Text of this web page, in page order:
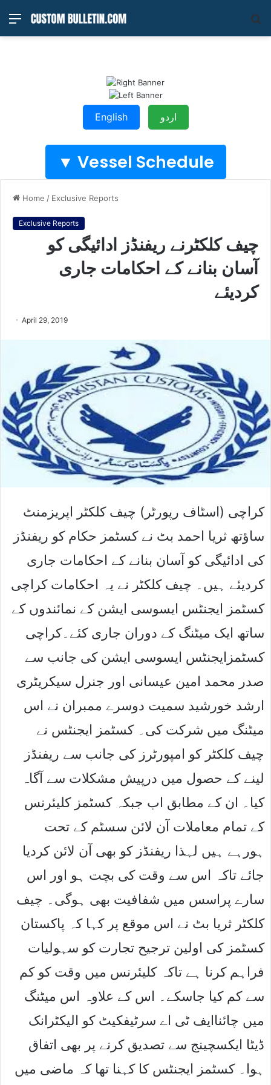
Menu
English اردو
Vessel Schedule ▼
Home / Exclusive Reports
Exclusive Reports
چیف کلکٹرنے ریفنڈز ادائیگی کو
آسان بنانے کے احکامات جاری
کردیئے
April 29, 2019
کراچی (اسٹاف رپورٹر) چیف کلکٹر اپریزمنٹ
ساﺅتھ ثریا احمد بٹ نے کسٹمز حکام کو ریفنڈز
کی ادائیگی کو آسان بنانے کے احکامات جاری
کردیئے ہیں۔ چیف کلکٹر نے یہ احکامات کراچی
کسٹمز ایجنٹس ایسوسی ایشن کے نمائندوں کے
ساتھ ایک میٹنگ کے دوران جاری کئے۔کراچی
کسٹمزایجنٹس ایسوسی ایشن کی جانب سے
صدر محمد امین عیسانی اور جنرل سیکریٹری
ارشد خورشید سمیت دوسرے ممبران نے اس
میٹنگ میں شرکت کی۔ کسٹمز ایجنٹس نے
چیف کلکٹر کو امپورٹرز کی جانب سے ریفنڈز
لینے کے حصول میں درپیش مشکلات سے آگاہ
کیا۔ ان کے مطابق اب جبکہ کسٹمز کلیئرنس
کے تمام معاملات آن لائن سسٹم کے تحت
ہورہے ہیں لہذا ریفنڈز کو بھی آن لائن کردیا
جائے تاکہ اس سے وقت کی بچت ہو اور اس
سارے پراسس میں شفافیت بھی ہوگی۔ چیف
کلکٹر ثریا بٹ نے اس موقع پر کہا کہ پاکستان
کسٹمز کی اولین ترجیح تجارت کو سہولیات
فراہم کرنا ہے تاکہ کلیئرنس میں وقت کو کم
سے کم کیا جاسکے۔ اس کے علاوہ اس میٹنگ
میں چائناایف ٹی اے سرٹیفکیٹ کو الیکٹرانک
ڈیٹا ایکسچینج سے تصدیق کرنے پر بھی اتفاق
ہوا۔ کسٹمز ایجنٹس کا کہنا تھا کہ ماضی میں